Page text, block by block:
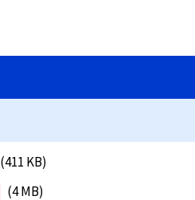
(411 KB)
(4 MB)